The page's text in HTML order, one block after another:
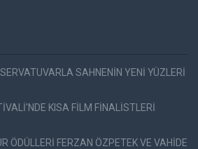
SAHNENİN YENİ YÜZLERİ
KISA FİLM FİNALİSTLERİ
ÖDÜLLERİ FERZAN ÖZPETEK VE VAHİDE